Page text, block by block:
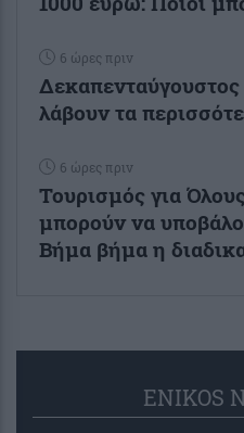
6 ώρες πριν
λάβουν τα
6 ώρες πριν
Τουρισμός για
μπορούν να
Βήμα βήμα η
ENIKOS